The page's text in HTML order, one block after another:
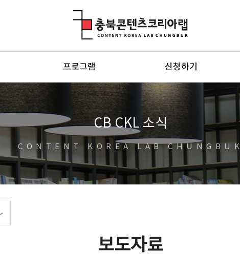
프로그램 신청하기
CB CKL 소식
CONTENT KOREA LAB CHUNGBUK
보도자료